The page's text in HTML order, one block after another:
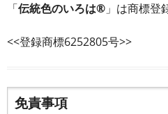
「伝統色のいろは® 」は商標登
<<登録商標6252805号>>
免責事項